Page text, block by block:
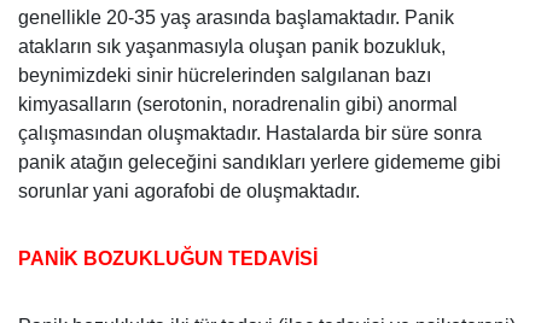
genellikle 20-35 yaş arasında başlamaktadır. Panik
atakların sık yaşanmasıyla oluşan panik bozukluk,
beynimizdeki sinir hücrelerinden salgılanan bazı
kimyasalların (serotonin, noradrenalin gibi) anormal
çalışmasından oluşmaktadır. Hastalarda bir süre sonra
panik atağın geleceğini sandıkları yerlere gidememe gibi
sorunlar yani agorafobi de oluşmaktadır.
PANİK BOZUKLUĞUN TEDAVİSİ